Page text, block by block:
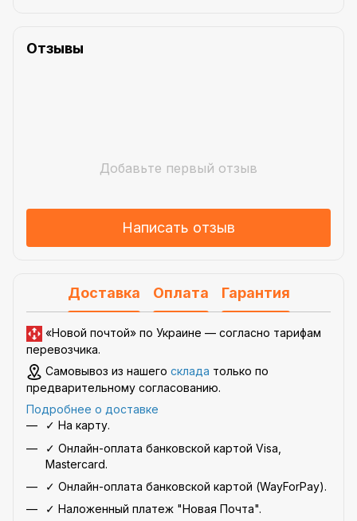
Отзывы
Добавьте первый отзыв
Написать отзыв
Доставка Оплата Гарантия
«Новой почтой» по Украине — согласно тарифам
перевозчика.
Самовывоз из нашего склада только по
предварительному согласованию.
Подробнее о доставке
✓ На карту.
✓ Онлайн-оплата банковской картой Visa,
Mastercard.
✓ Онлайн-оплата банковской картой (WayForPay).
✓ Наложенный платеж "Новая Почта".